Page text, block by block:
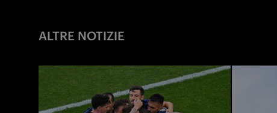
ALTRE NOTIZIE